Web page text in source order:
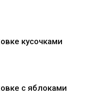
кусочками
с яблоками